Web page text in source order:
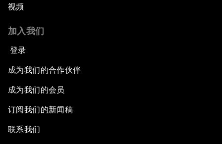
视频
加入我们
登录
成为我们的合作伙伴
成为我们的会员
订阅我们的新闻稿
联系我们